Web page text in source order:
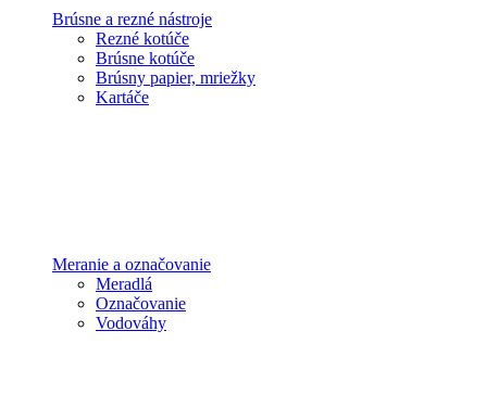
Brúsne a rezné nástroje
Rezné kotúče
Brúsne kotúče
Brúsny papier, mriežky
Kartáče
Meranie a označovanie
Meradlá
Označovanie
Vodováhy